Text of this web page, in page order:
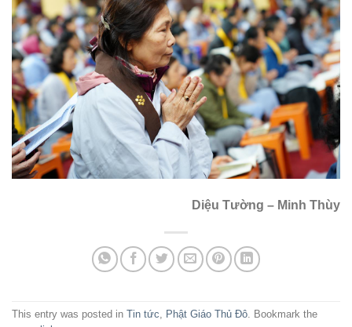
Diệu Tường – Minh Thùy
This entry was posted in Tin tức, Phật Giáo Thủ Đô. Bookmark the